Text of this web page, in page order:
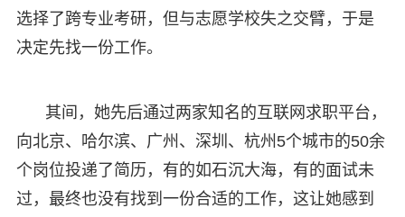
选择了跨专业考研，但与志愿学校失之交臂，于是
决定先找一份工作。
其间，她先后通过两家知名的互联网求职平台，
向北京、哈尔滨、广州、深圳、杭州5个城市的50余
个岗位投递了简历，有的如石沉大海，有的面试未
过，最终也没有找到一份合适的工作，这让她感到